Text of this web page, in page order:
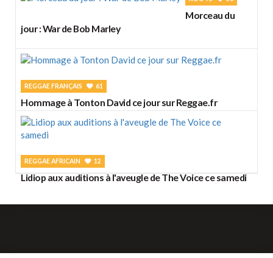
Morceau du
jour : War de Bob Marley
REGGAE FRANÇAIS 61
Hommage à Tonton David ce jour sur Reggae.fr
REGGAE AFRICAIN 12
Lidiop aux auditions à l'aveugle de The Voice ce samedi